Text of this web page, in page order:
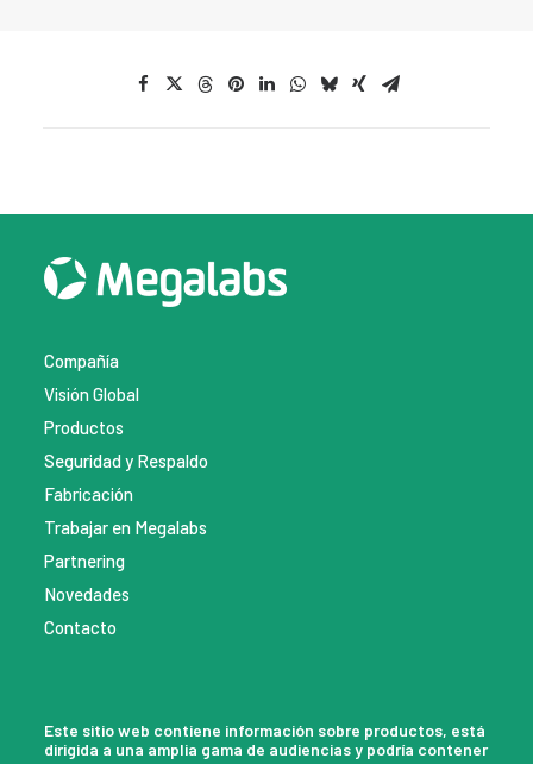
Compañía
Visión Global
Productos
Seguridad y Respaldo
Fabricación
Trabajar en Megalabs
Partnering
Novedades
Contacto
Este sitio web contiene información sobre productos, está
dirigida a una amplia gama de audiencias y podría contener